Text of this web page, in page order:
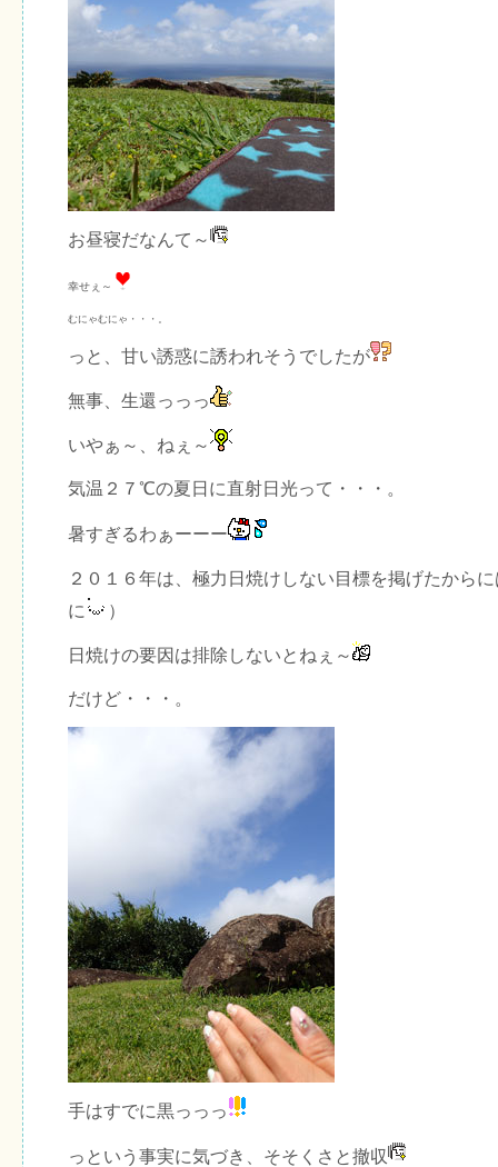
お昼寝だなんて～
幸せぇ～
むにゃむにゃ・・・。
っと、甘い誘惑に誘われそうでしたが
無事、生還っっっ
いやぁ～、ねぇ～
気温２７℃の夏日に直射日光って・・・。
暑すぎるわぁーーー
２０１６年は、極力日焼けしない目標を掲げたからに
に
）
日焼けの要因は排除しないとねぇ～
だけど・・・。
手はすでに黒っっっ
っという事実に気づき、そそくさと撤収